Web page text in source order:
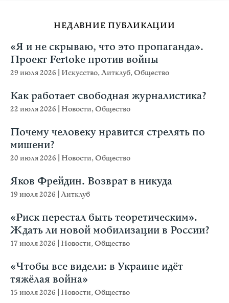
НЕДАВНИЕ ПУБЛИКАЦИИ
«Я и не скрываю, что это пропаганда».
Проект Fertoke против войны
29 июля 2026 Искусство,Литклуб,Общество
Как работает свободная журналистика?
22 июля 2026 Новости,Общество
Почему человеку нравится стрелять по
мишени?
20 июля 2026 Новости,Общество
Яков Фрейдин. Возврат в никуда
19 июля 2026 Литклуб
«Риск перестал быть теоретическим».
Ждать ли новой мобилизации в России?
17 июля 2026 Новости,Общество
«Чтобы все видели: в Украине идёт
тяжёлая война»
15 июля 2026 Новости,Общество